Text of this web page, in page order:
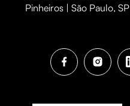
Pinheiros | São Paulo, SP